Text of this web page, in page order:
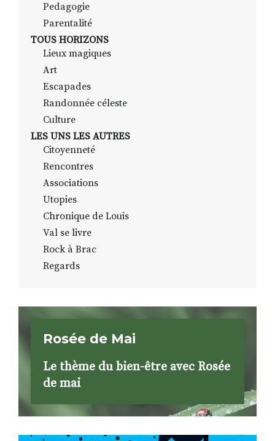
Pedagogie
Parentalité
TOUS HORIZONS
Lieux magiques
Art
Escapades
Randonnée céleste
Culture
LES UNS LES AUTRES
Citoyenneté
Rencontres
Associations
Utopies
Chronique de Louis
Val se livre
Rock à Brac
Regards
Rosée de Mai
Le thème du bien-être avec Rosée
de mai